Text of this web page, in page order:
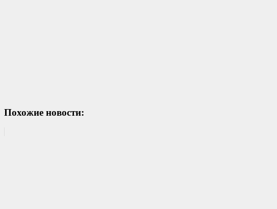
Похожие новости: